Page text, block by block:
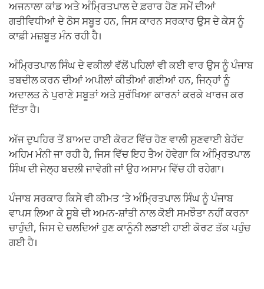
ਅਜਨਾਲਾ ਕਾਂਡ ਅਤੇ ਅੰਮ੍ਰਿਤਪਾਲ ਦੇ ਫ਼ਰਾਰ ਹੋਣ ਸਮੇਂ ਦੀਆਂ
ਗਤੀਵਿਧੀਆਂ ਦੇ ਠੋਸ ਸਬੂਤ ਹਨ, ਜਿਸ ਕਾਰਨ ਸਰਕਾਰ ਉਸ ਦੇ ਕੇਸ ਨੂੰ
ਕਾਫ਼ੀ ਮਜ਼ਬੂਤ ਮੰਨ ਰਹੀ ਹੈ।
ਅੰਮ੍ਰਿਤਪਾਲ ਸਿੰਘ ਦੇ ਵਕੀਲਾਂ ਵੱਲੋਂ ਪਹਿਲਾਂ ਵੀ ਕਈ ਵਾਰ ਉਸ ਨੂੰ ਪੰਜਾਬ
ਤਬਦੀਲ ਕਰਨ ਦੀਆਂ ਅਪੀਲਾਂ ਕੀਤੀਆਂ ਗਈਆਂ ਹਨ, ਜਿਨ੍ਹਾਂ ਨੂੰ
ਅਦਾਲਤ ਨੇ ਪੁਰਾਣੇ ਸਬੂਤਾਂ ਅਤੇ ਸੁਰੱਖਿਆ ਕਾਰਨਾਂ ਕਰਕੇ ਖਾਰਜ ਕਰ
ਦਿੱਤਾ ਹੈ।
ਅੱਜ ਦੁਪਹਿਰ ਤੋਂ ਬਾਅਦ ਹਾਈ ਕੋਰਟ ਵਿੱਚ ਹੋਣ ਵਾਲੀ ਸੁਣਵਾਈ ਬੇਹੱਦ
ਅਹਿਮ ਮੰਨੀ ਜਾ ਰਹੀ ਹੈ, ਜਿਸ ਵਿੱਚ ਇਹ ਤੈਅ ਹੋਵੇਗਾ ਕਿ ਅੰਮ੍ਰਿਤਪਾਲ
ਸਿੰਘ ਦੀ ਜੇਲ੍ਹ ਬਦਲੀ ਜਾਵੇਗੀ ਜਾਂ ਉਹ ਅਸਾਮ ਵਿੱਚ ਹੀ ਰਹੇਗਾ।
ਪੰਜਾਬ ਸਰਕਾਰ ਕਿਸੇ ਵੀ ਕੀਮਤ ‘ਤੇ ਅੰਮ੍ਰਿਤਪਾਲ ਸਿੰਘ ਨੂੰ ਪੰਜਾਬ
ਵਾਪਸ ਲਿਆ ਕੇ ਸੂਬੇ ਦੀ ਅਮਨ-ਸ਼ਾਂਤੀ ਨਾਲ ਕੋਈ ਸਮਝੌਤਾ ਨਹੀਂ ਕਰਨਾ
ਚਾਹੁੰਦੀ, ਜਿਸ ਦੇ ਚਲਦਿਆਂ ਹੁਣ ਕਾਨੂੰਨੀ ਲੜਾਈ ਹਾਈ ਕੋਰਟ ਤੱਕ ਪਹੁੰਚ
ਗਈ ਹੈ।